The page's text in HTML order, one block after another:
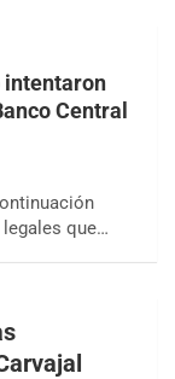
intentaron
Central
que…